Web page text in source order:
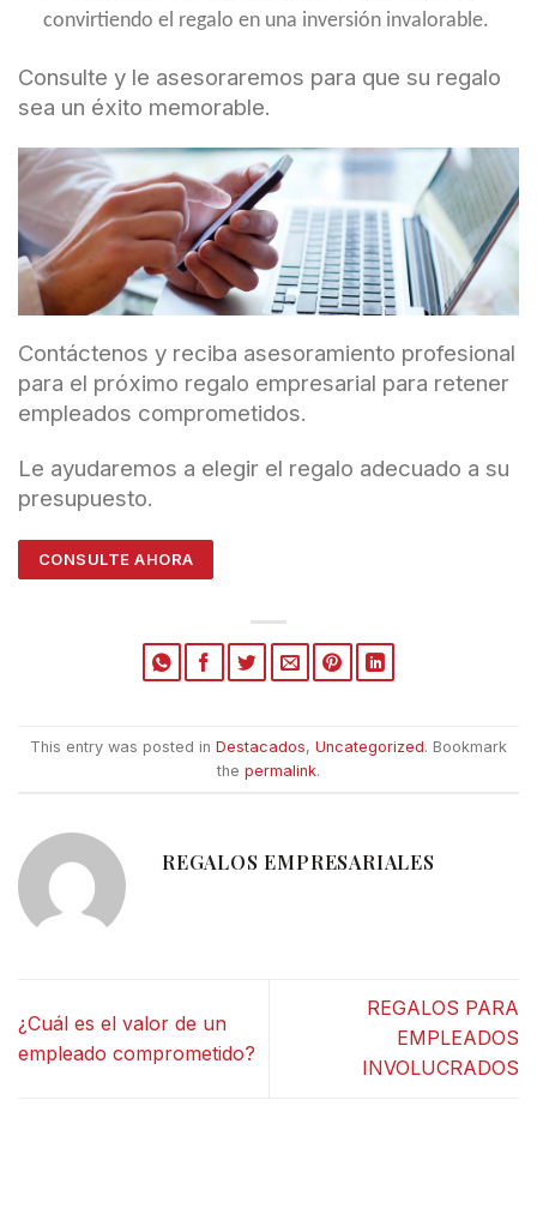
convirtiendo el regalo en una inversión invalorable.
Consulte y le asesoraremos para que su regalo
sea un éxito memorable.
Contáctenos y reciba asesoramiento profesional
para el próximo regalo empresarial para retener
empleados comprometidos.
Le ayudaremos a elegir el regalo adecuado a su
presupuesto.
CONSULTE AHORA
This entry was posted in Destacados, Uncategorized. Bookmark
the permalink.
REGALOS EMPRESARIALES
¿Cuál es el valor de un
empleado comprometido?
REGALOS PARA
EMPLEADOS
INVOLUCRADOS